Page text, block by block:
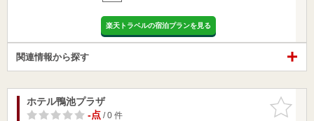
楽天トラベルの宿泊プランを見る
関連情報から探す
お気に入
りに追加
ホテル鴨池プラザ
-点/ 0 件